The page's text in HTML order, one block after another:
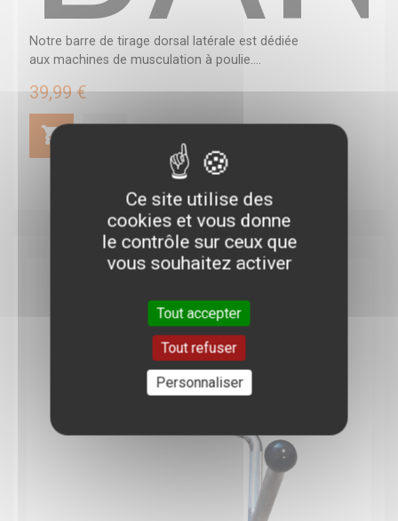
Notre barre de tirage dorsal latérale est dédiée
aux machines de musculation à poulie....
39,99 €
Ce site utilise des
cookies et vous donne
le contrôle sur ceux que
vous souhaitez activer
Tout accepter
Tout refuser
Personnaliser